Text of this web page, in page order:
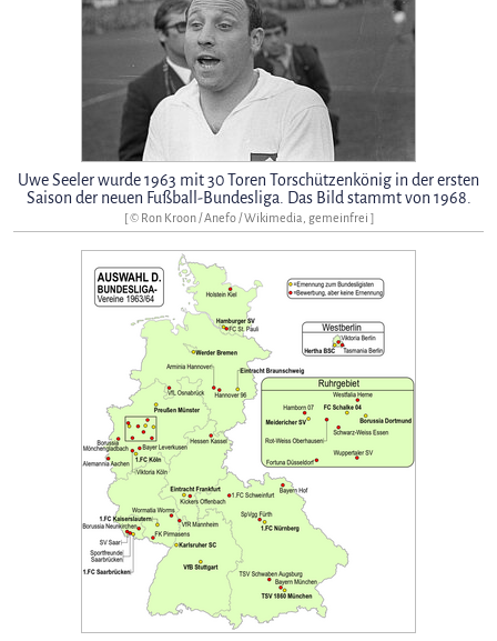
Uwe Seeler wurde 1963 mit 30 Toren Torschützenkönig in der ersten
Saison der neuen Fußball-Bundesliga. Das Bild stammt von 1968.
[ © Ron Kroon / Anefo / Wikimedia, gemeinfrei ]